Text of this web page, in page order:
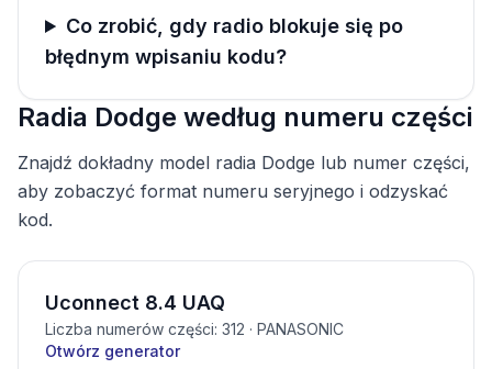
Co zrobić, gdy radio blokuje się po
błędnym wpisaniu kodu?
Radia Dodge według numeru części
Znajdź dokładny model radia Dodge lub numer części,
aby zobaczyć format numeru seryjnego i odzyskać
kod.
Uconnect 8.4 UAQ
Liczba numerów części: 312 · PANASONIC
Otwórz generator